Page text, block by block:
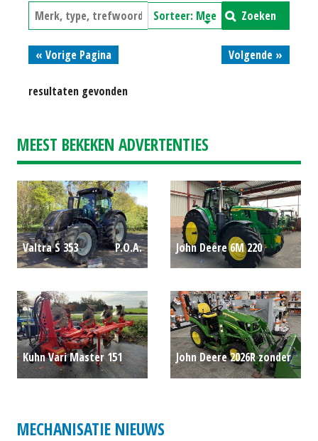
Zoeken
« Vorige Pagina Volgende »
resultaten gevonden
MEEST BEKEKEN ADVERTENTIES
Valtra S 353 P.O.A.
John Deere 6M 220
€ 169.500
Kuhn Vari Master 151
John Deere 2026R zonder
MECHANISATIE NIEUWS